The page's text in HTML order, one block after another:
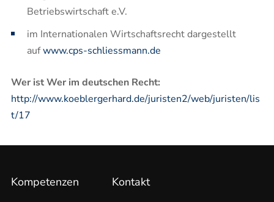
Betriebswirtschaft e.V.
im Internationalen Wirtschaftsrecht dargestellt
aufwww.cps-schliessmann.de
Wer ist Wer im deutschen Recht:
http://www.koeblergerhard.de/juristen2/web/juristen/lis
t/17
Kompetenzen Kontakt